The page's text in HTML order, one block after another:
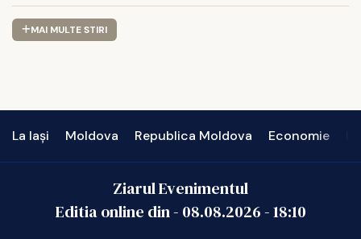
MAI MULTE STIRI
La Iași Moldova Republica Moldova Economie
Ziarul Evenimentul
Editia online din - 08.08.2026-18:10